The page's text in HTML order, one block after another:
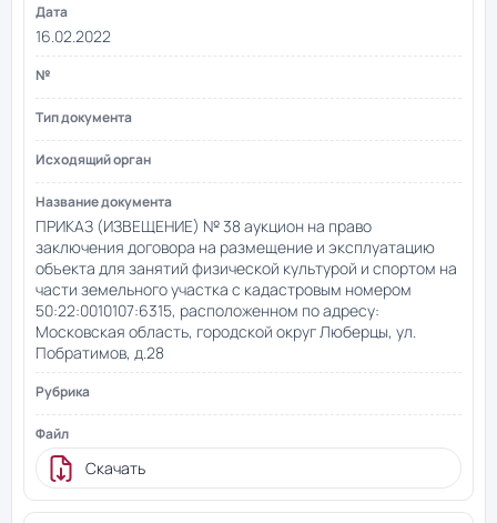
16.02.2022
ПРИКАЗ (ИЗВЕЩЕНИЕ) № 38 аукцион на право
заключения договора на размещение и эксплуатацию
объекта для занятий физической культурой и спортом на
части земельного участка с кадастровым номером
50:22:0010107:6315, расположенном по адресу:
Московская область, городской округ Люберцы, ул.
Побратимов, д.28
Скачать